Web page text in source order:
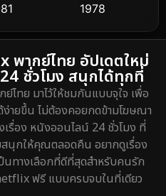
5
40
4
18
1978
ากย์ไทย อัปเดตใหม่
ชั่วโมง สนุกได้ทุกที่
ไทย มาไว้ให้ชมกันแบบจุใจ เพื่อ
ายขึ้น ไม่ต้องคอยกดข้ามโฆษณา
งเรื่อง หนังออนไลน์ 24 ชั่วโมง ที่
นุกให้คุณตลอดคืน อยากดูเรื่อง
นทางเลือกที่ดีที่สุดสำหรับคนรัก
ฟรี แบบครบจบในที่เดียว